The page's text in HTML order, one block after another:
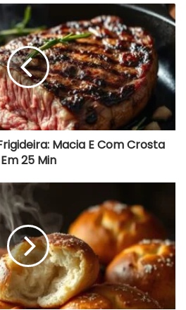
Macia E Com Crosta
Em 25 Min